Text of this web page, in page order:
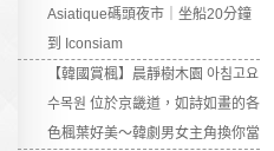
Asiatique碼頭夜市｜坐船20分鐘
到 Iconsiam
【韓國賞楓】晨靜樹木園 아침고요
수목원 位於京畿道，如詩如畫的各
色楓葉好美～韓劇男女主角換你當